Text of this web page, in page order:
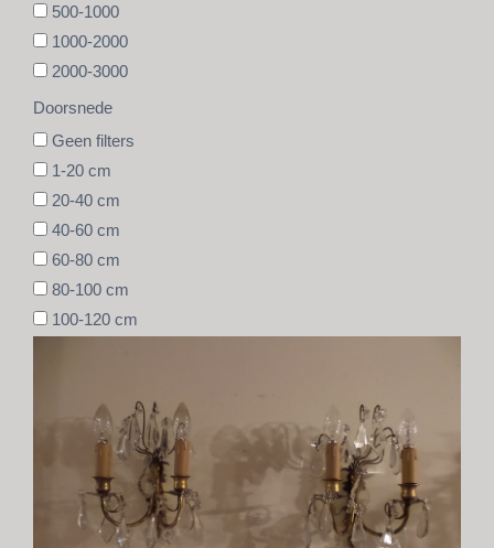
500-1000
1000-2000
2000-3000
Doorsnede
Geen filters
1-20 cm
20-40 cm
40-60 cm
60-80 cm
80-100 cm
100-120 cm